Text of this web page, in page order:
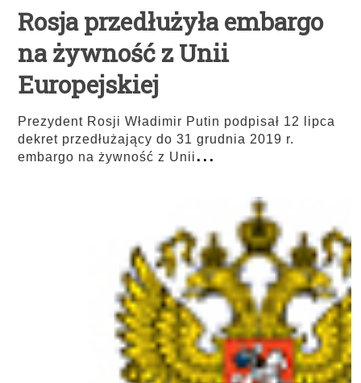
Rosja przedłużyła embargo
na żywność z Unii
Europejskiej
Prezydent Rosji Władimir Putin podpisał 12 lipca
dekret przedłużający do 31 grudnia 2019 r.
embargo na żywność z Unii ...